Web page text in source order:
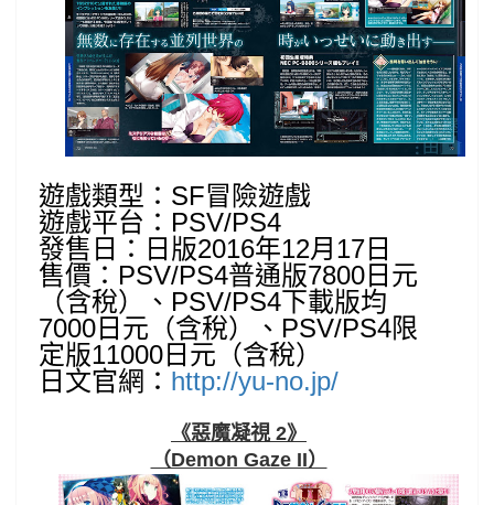
遊戲類型：SF冒險遊戲
遊戲平台：PSV/PS4
發售日：日版2016年12月17日
售價：PSV/PS4普通版7800 日元
（含稅）、PSV/PS4下載版均
7000日元（含稅）、PSV/PS4限
定版11000日元（含稅）
日文官網： http://yu-no.jp/
《惡魔凝視 2》
（Demon Gaze II）